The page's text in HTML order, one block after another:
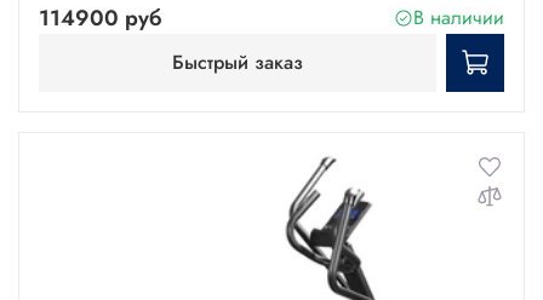
114900 руб
В наличии
Быстрый заказ